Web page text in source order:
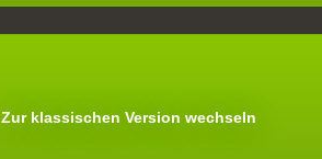
Zur klassischen Version wechseln